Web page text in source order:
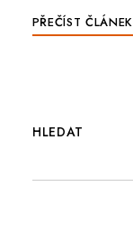
PŘEČÍST ČLÁNEK
HLEDAT